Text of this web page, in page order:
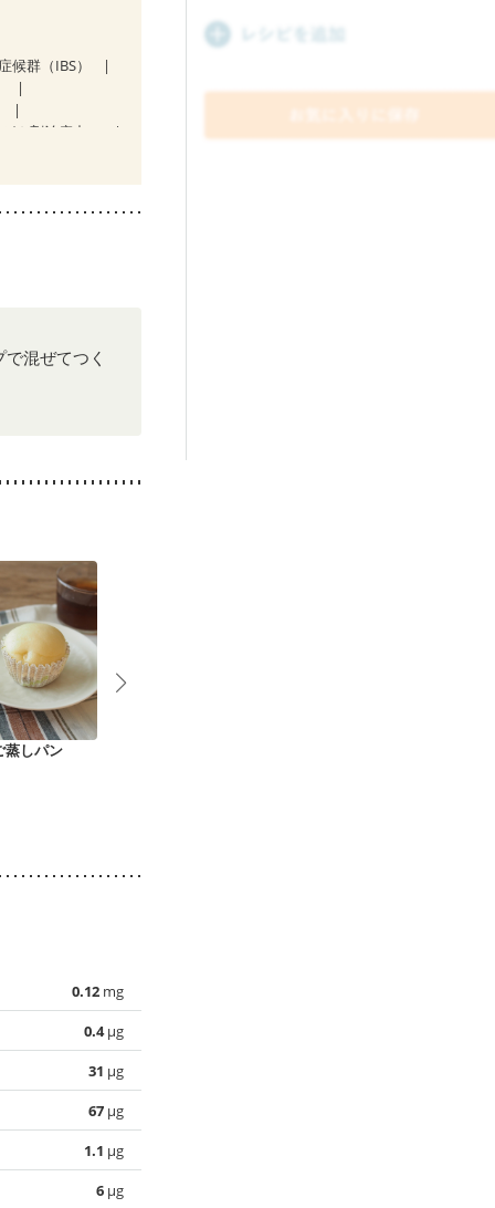
候群（IBS）
ん剤治療中）
混ぜてつく
蒸しパン
0.12 mg
0.4µg
31 µg
67 µg
1.1 µg
6 µg